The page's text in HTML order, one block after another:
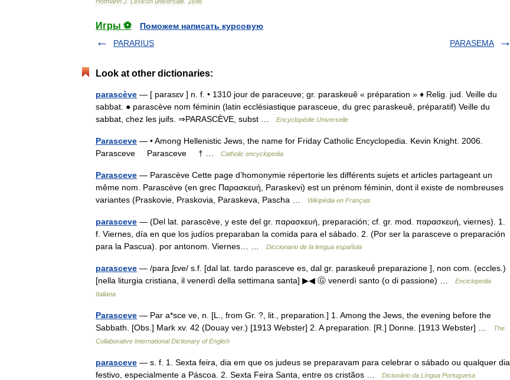
Игры ⚽
Поможем написать курсовую
PARARIUS
PARASEMA
Look at other dictionaries:
parascève — [ parasɛv ] n. f. • 1310 jour de paraceuve; gr. paraskeuê « préparation » ♦ Relig. jud. Veille du
sabbat. ● parascève nom féminin (latin ecclésiastique parasceue, du grec paraskeuê, préparatif) Veille du
sabbat, chez les juifs. ⇒PARASCÈVE, subst …
Encyclopédie Universelle
Parasceve — • Among Hellenistic Jews, the name for Friday Catholic Encyclopedia. Kevin Knight. 2006.
Parasceve Parasceve † …
Catholic encyclopedia
Parasceve — Parascève Cette page d’homonymie répertorie les différents sujets et articles partageant un
même nom. Parascève (en grec Παρασκευή, Paraskevi) est un prénom féminin, dont il existe de nombreuses
variantes (Praskovie, Praskovia, Paraskeva, Pascha …
Wikipédia en Français
parasceve — (Del lat. parascēve, y este del gr. παρασκευή, preparación; cf. gr. mod. παρασκευή, viernes). 1.
f. Viernes, día en que los judíos preparaban la comida para el sábado. 2. (Por ser la parasceve o preparación
para la Pascua). por antonom. Viernes… …
Diccionario de la lengua española
parasceve — /para ʃɛve/ s.f. [dal lat. tardo parasceve es, dal gr. paraskeuḗ preparazione ], non com. (eccles.)
[nella liturgia cristiana, il venerdì della settimana santa] ▶◀ Ⓖ venerdì santo (o di passione) …
Enciclopedia
Italiana
Parasceve — Par a*sce ve, n. [L., from Gr. ?, lit., preparation.] 1. Among the Jews, the evening before the
Sabbath. [Obs.] Mark xv. 42 (Douay ver.) [1913 Webster] 2. A preparation. [R.] Donne. [1913 Webster] …
The
Collaborative International Dictionary of English
parasceve — s. f. 1. Sexta feira, dia em que os judeus se preparavam para celebrar o sábado ou qualquer dia
festivo, especialmente a Páscoa. 2. Sexta Feira Santa, entre os cristãos …
Dicionário da Língua Portuguesa